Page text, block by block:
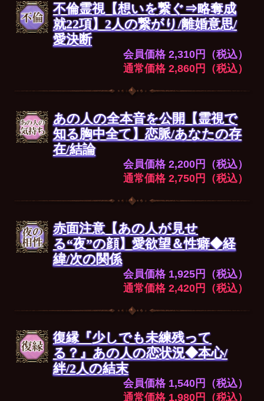
不倫霊視【想いを繋ぐ⇒略奪成
就22項】2人の繋がり/離婚意思/
愛決断
会員価格 2,310円（税込）
通常価格 2,860円（税込）
あの人の全本音を公開【霊視で
知る胸中全て】恋脈/あなたの存
在/結論
会員価格 2,200円（税込）
通常価格 2,750円（税込）
赤面注意【あの人が見せ
る“夜”の顔】愛欲望＆性癖◆経
緯/次の関係
会員価格 1,925円（税込）
通常価格 2,420円（税込）
復縁『少しでも未練残って
る？』あの人の恋状況◆本心/
絆/2人の結末
会員価格 1,540円（税込）
通常価格 1,980円（税込）